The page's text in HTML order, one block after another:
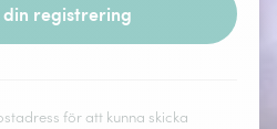
registrering
för att kunna skicka